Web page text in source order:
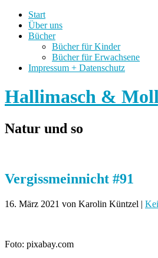
Start
Über uns
Bücher
Bücher für Kinder
Bücher für Erwachsene
Impressum + Datenschutz
Hallimasch &
Natur und so
Vergissmeinnicht #91
16. März 2021 von Karolin Küntzel |
Foto: pixabay.com